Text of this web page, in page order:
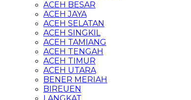
ACEH BESAR
ACEH JAYA
ACEH SELATAN
ACEH SINGKIL
ACEH TAMIANG
ACEH TENGAH
ACEH TIMUR
ACEH UTARA
BENER MERIAH
BIREUEN